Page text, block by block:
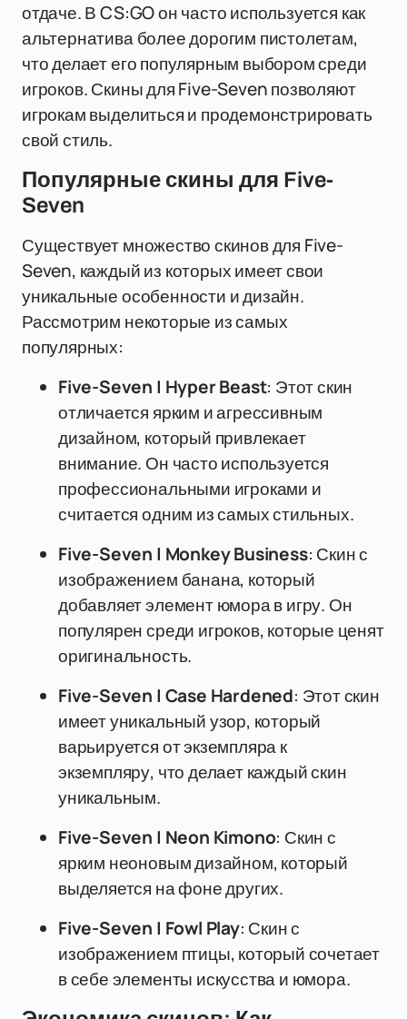
отдаче. В CS:GO он часто используется как
альтернатива более дорогим пистолетам,
что делает его популярным выбором среди
игроков. Скины для Five-Seven позволяют
игрокам выделиться и продемонстрировать
свой стиль.
Популярные скины для Five-
Seven
Существует множество скинов для Five-
Seven, каждый из которых имеет свои
уникальные особенности и дизайн.
Рассмотрим некоторые из самых
популярных:
Five-Seven | Hyper Beast: Этот скин
отличается ярким и агрессивным
дизайном, который привлекает
внимание. Он часто используется
профессиональными игроками и
считается одним из самых стильных.
Five-Seven | Monkey Business: Скин с
изображением банана, который
добавляет элемент юмора в игру. Он
популярен среди игроков, которые ценят
оригинальность.
Five-Seven | Case Hardened: Этот скин
имеет уникальный узор, который
варьируется от экземпляра к
экземпляру, что делает каждый скин
уникальным.
Five-Seven | Neon Kimono: Скин с
ярким неоновым дизайном, который
выделяется на фоне других.
Five-Seven | Fowl Play: Скин с
изображением птицы, который сочетает
в себе элементы искусства и юмора.